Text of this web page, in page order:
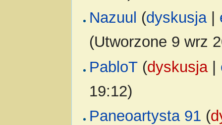
Nazuul (dyskusja|
(Utworzone 9 wrz
PabloT (dyskusja|
19:12)
Paneoartysta 91 (